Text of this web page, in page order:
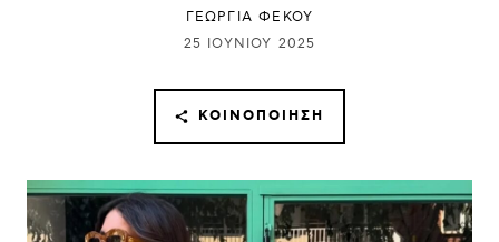
ΓΕΩΡΓΙΑ ΦΕΚΟΥ
25 ΙΟΥΝΊΟΥ 2025
ΚΟΙΝΟΠΟΊΗΣΗ